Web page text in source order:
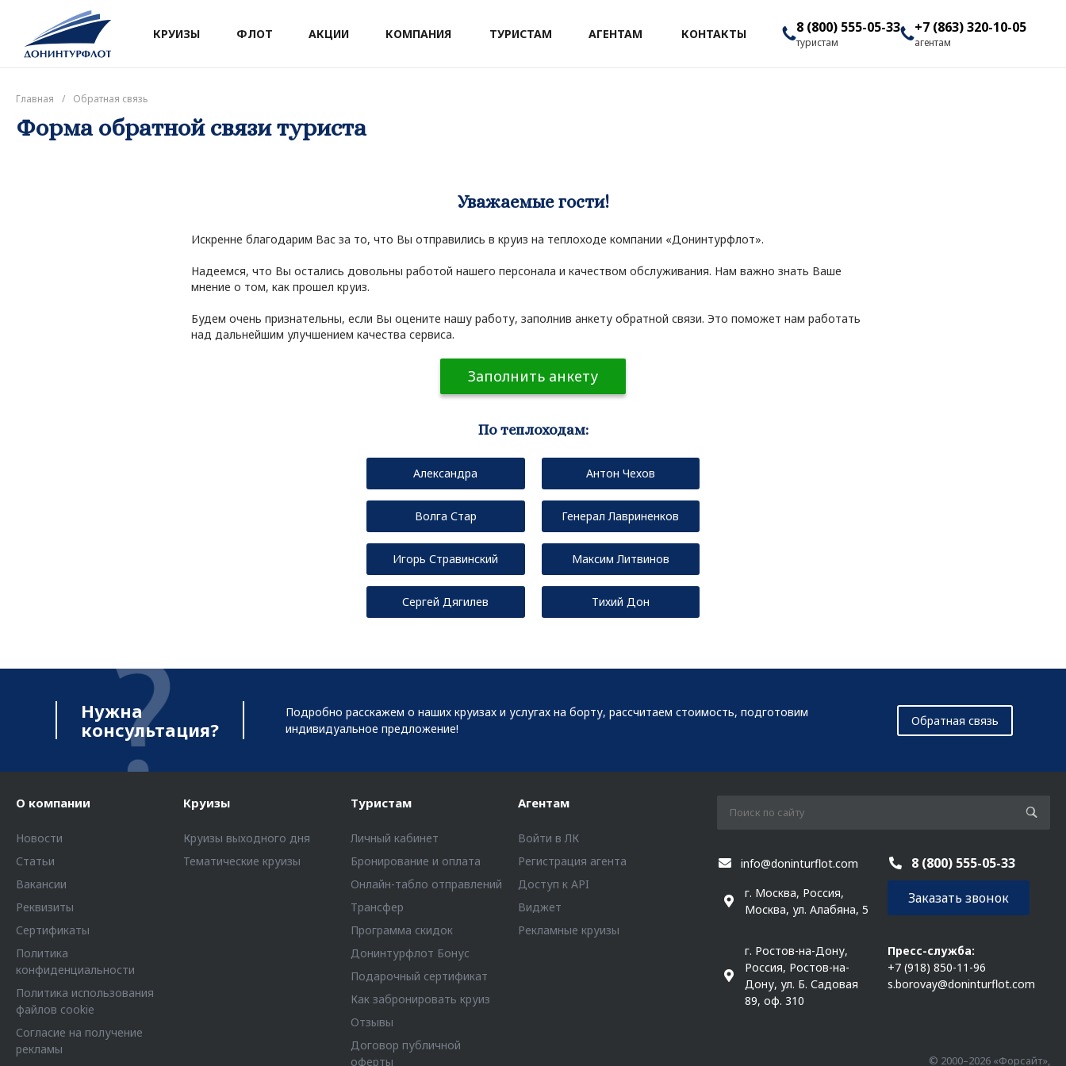
КРУИЗЫ ФЛОТ АКЦИИ КОМПАНИЯ ТУРИСТАМ АГЕНТАМ КОНТАКТЫ 8 (800) 555-05-33
туристам
+7 (863) 320-10-05
агентам
Главная / Обратная связь
Форма обратной связи туриста
Уважаемые гости!
Искренне благодарим Вас за то, что Вы отправились в круиз на теплоходе компании «Донинтурфлот».
Надеемся, что Вы остались довольны работой нашего персонала и качеством обслуживания. Нам важно знать Ваше
мнение о том, как прошел круиз.
Будем очень признательны, если Вы оцените нашу работу, заполнив анкету обратной связи. Это поможет нам работать
над дальнейшим улучшением качества сервиса.
Заполнить анкету
По теплоходам:
Александра Антон Чехов
Волга Стар Генерал Лавриненков
Игорь Стравинский Максим Литвинов
Сергей Дягилев Тихий Дон
Нужна
консультация?
Подробно расскажем о наших круизах и услугах на борту, рассчитаем стоимость, подготовим
индивидуальное предложение!
Обратная связь
О компании
Новости
Статьи
Вакансии
Реквизиты
Сертификаты
Политика
конфиденциальности
Политика использования
файлов cookie
Согласие на получение
рекламы
Круизы
Круизы выходного дня
Тематические круизы
Туристам
Личный кабинет
Бронирование и оплата
Онлайн-табло отправлений
Трансфер
Программа скидок
Донинтурфлот Бонус
Подарочный сертификат
Как забронировать круиз
Отзывы
Договор публичной
оферты
Агентам
Войти в ЛК
Регистрация агента
Доступ к API
Виджет
Рекламные круизы
info@doninturflot.com 8 (800) 555-05-33
г. Москва, Россия,
Москва, ул. Алабяна, 5
г. Ростов-на-Дону,
Россия, Ростов-на-
Дону, ул. Б. Садовая
89, оф. 310
Заказать звонок
Пресс-служба:
+7 (918) 850-11-96
s.borovay@doninturflot.com
© 2000–2026 «Форсайт»,